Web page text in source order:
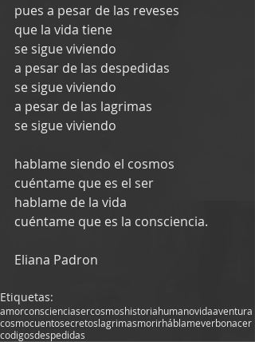
pues a pesar de las reveses
que la vida tiene
se sigue viviendo
a pesar de las despedidas
se sigue viviendo
a pesar de las lagrimas
se sigue viviendo
hablame siendo el cosmos
cuéntame que es el ser
hablame de la vida
cuéntame que es la consciencia.
Eliana Padron
Etiquetas:
amorconscienciasercosmoshistoriahumanovidaaventura
cosmocuentosecretoslagrimasmorirháblameverbonacer
codigosdespedidas